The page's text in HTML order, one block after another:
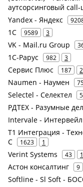
аутсорсинговый call-
Yandex - Яндекс
1С 9589 3
VK - Mail.ru Group
1С-Рарус 982 3
Сервис Плюс 187 2
Naumen - Наумен
Selectel - Селектел
РДТЕХ - Разумные
Intervale -
Т1 Интеграция -
С
1623 1
Verint Systems 43 1
Астон консалтинг 9
Softline - Sl Soft -